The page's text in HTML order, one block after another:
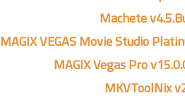
Machete
MAGIX VEGAS Movie Studio
MAGIX Vegas Pro
MKVToolNix